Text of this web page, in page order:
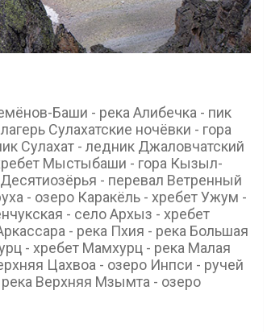
Баши - река Алибечка - пик
Сулахатские ночёвки - гора
Сулахат - ледник Джаловчатский
Мыстыбаши - гора Кызыл-
- перевал Ветренный
- озеро Каракёль - хребет Ужум -
- село Архыз - хребет
- река Пхия - река Большая
- хребет Мамхурц - река Малая
Цахвоа - озеро Инпси - ручей
Верхняя Мзымта - озеро